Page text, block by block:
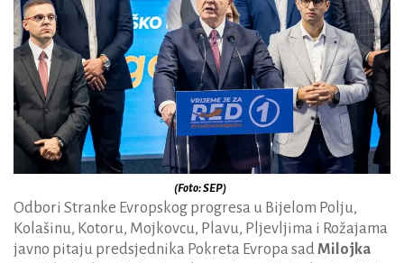
(Foto: SEP)
Odbori Stranke Evropskog progresa u Bijelom Polju,
Kolašinu, Kotoru, Mojkovcu, Plavu, Pljevljima i Rožajama
javno pitaju predsjednika Pokreta Evropa sadMilojka